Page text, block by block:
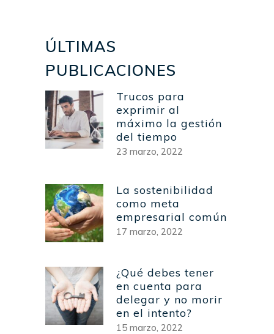
ÚLTIMAS
PUBLICACIONES
Trucos para
exprimir al
máximo la gestión
del tiempo
23 marzo, 2022
La sostenibilidad
como meta
empresarial común
17 marzo, 2022
¿Qué debes tener
en cuenta para
delegar y no morir
en el intento?
15 marzo, 2022